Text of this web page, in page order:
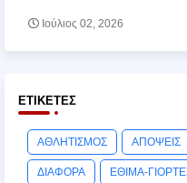
Ιούλιος 02, 2026
ΕΤΙΚΈΤΕΣ
ΑΘΛΗΤΙΣΜΟΣ ΑΠΟΨΕΙΣ
ΔΙΑΦΟΡΑ ΕΘΙΜΑ-